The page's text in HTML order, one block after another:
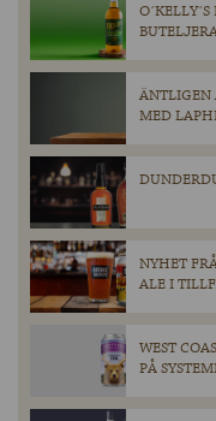
ÄNTLIGEN
MED
NYHET
ALE I
WEST
PÅ